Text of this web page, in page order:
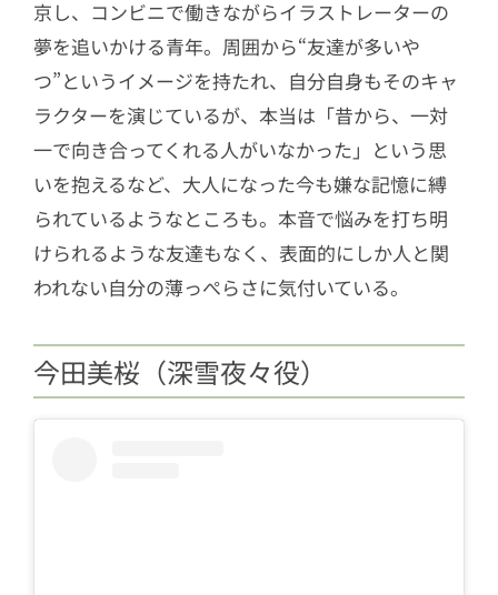
京し、コンビニで働きながらイラストレーターの
夢を追いかける青年。周囲から“友達が多いや
つ”というイメージを持たれ、自分自身もそのキャ
ラクターを演じているが、本当は「昔から、一対
一で向き合ってくれる人がいなかった」という思
いを抱えるなど、大人になった今も嫌な記憶に縛
られているようなところも。本音で悩みを打ち明
けられるような友達もなく、表面的にしか人と関
われない自分の薄っぺらさに気付いている。
今田美桜（深雪夜々役）